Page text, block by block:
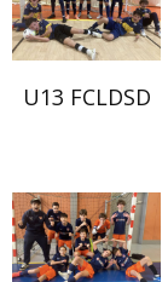
U13 FCLDSD